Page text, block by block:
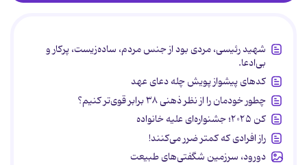
شهید رئیسی، مردی بود از جنس مردم، ساده‌زیست، پرکار و
بی‌ادعا.
کدهای پیشواز پویش چله دعای عهد
چطور خودمان را از نظر ذهنی ۳۸ برابر قوی‌تر کنیم؟
کن ۲۰۲۵؛ جشنواره‌ای علیه خانواده
راز افرادی که کمتر ضرر می‌کنند!
دورود، سرزمین شگفتی‌های طبیعت